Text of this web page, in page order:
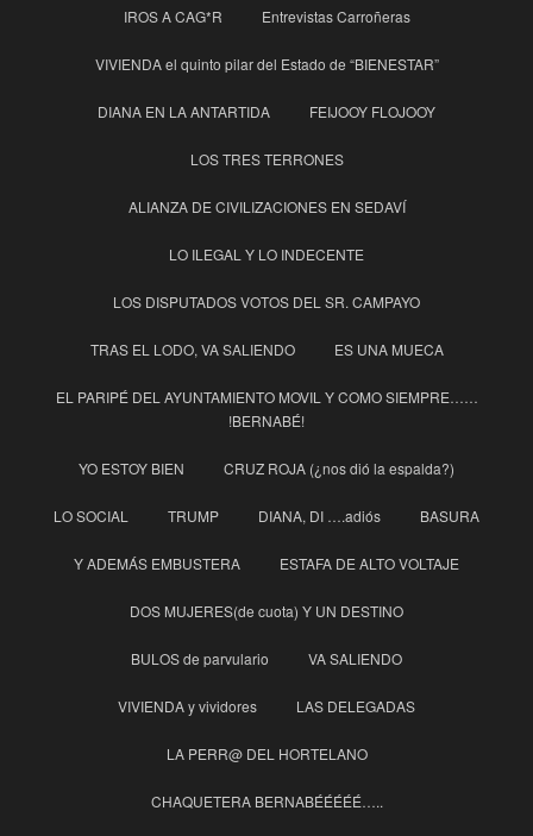
IROS A CAG*R Entrevistas Carroñeras
VIVIENDA el quinto pilar del Estado de “BIENESTAR”
DIANA EN LA ANTARTIDA FEIJOOY FLOJOOY
LOS TRES TERRONES
ALIANZA DE CIVILIZACIONES EN SEDAVÍ
LO ILEGAL Y LO INDECENTE
LOS DISPUTADOS VOTOS DEL SR. CAMPAYO
TRAS EL LODO, VA SALIENDO ES UNA MUECA
EL PARIPÉ DEL AYUNTAMIENTO MOVIL Y COMO SIEMPRE……
!BERNABÉ!
YO ESTOY BIEN CRUZ ROJA (¿nos dió la espalda?)
LO SOCIAL TRUMP DIANA, DI ….adiós BASURA
Y ADEMÁS EMBUSTERA ESTAFA DE ALTO VOLTAJE
DOS MUJERES(de cuota) Y UN DESTINO
BULOS de parvulario VA SALIENDO
VIVIENDA y vividores LAS DELEGADAS
LA PERR@ DEL HORTELANO
CHAQUETERA BERNABÉÉÉÉÉ…..